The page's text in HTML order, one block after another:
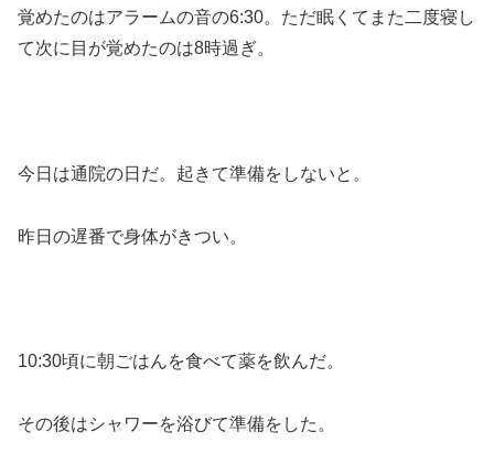
覚めたのはアラームの音の6:30。ただ眠くてまた二度寝し
て次に目が覚めたのは8時過ぎ。
今日は通院の日だ。起きて準備をしないと。
昨日の遅番で身体がきつい。
10:30頃に朝ごはんを食べて薬を飲んだ。
その後はシャワーを浴びて準備をした。